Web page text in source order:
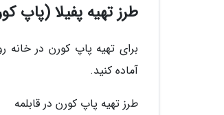
طرز تهیه پفیلا (پاپ
برای تهیه پاپ کورن در خانه
آماده کنید.
طرز تهیه پاپ کورن در قابلمه